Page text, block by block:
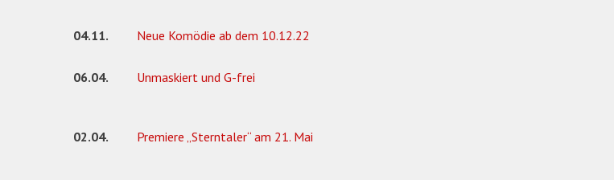
04.11. Neue Komödie ab dem 10.12.22
06.04. Unmaskiert und G-frei
02.04. Premiere „Sterntaler“ am 21. Mai